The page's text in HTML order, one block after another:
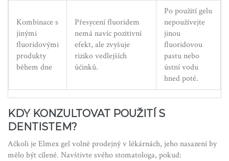
Kombinace s
jinými
fluoridovými
produkty
během dne
Přesycení fluoridem
nemá navíc pozitivní
efekt, ale zvyšuje
riziko vedlejších
účinků.
Po použití gelu
nepoužívejte
jinou
fluoridovou
pastu nebo
ústní vodu
hned poté.
KDY KONZULTOVAT POUŽITÍ S
DENTISTEM?
Ačkoli je Elmex gel volně prodejný v lékárnách, jeho nasazení by
mělo být cílené. Navštivte svého stomatologa, pokud: